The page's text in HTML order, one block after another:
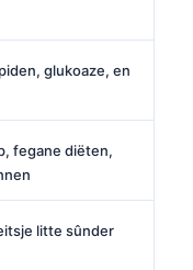
glukoaze, en
fegane diëten,
litte sûnder